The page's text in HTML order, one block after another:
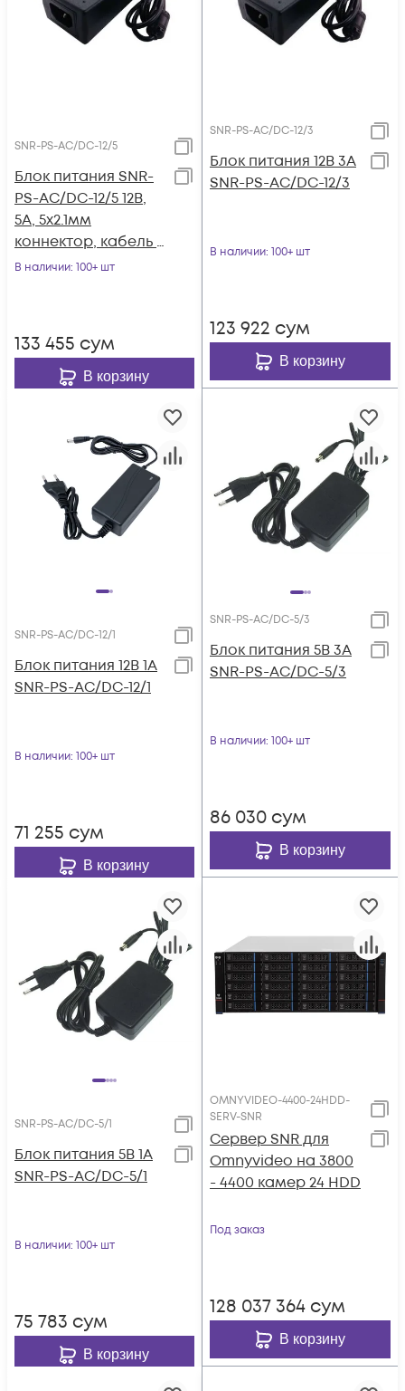
SNR-PS-AC/DC-12/5
Блок питания SNR-
PS-AC/DC-12/5 12В,
5А, 5x2.1мм
коннектор, кабель с
вилкой для подкл. к
В наличии: 100+ шт
133 455 сум
В корзину
SNR-PS-AC/DC-12/3
Блок питания 12В 3А
SNR-PS-AC/DC-12/3
В наличии: 100+ шт
123 922 сум
В корзину
SNR-PS-AC/DC-12/1
Блок питания 12В 1А
SNR-PS-AC/DC-12/1
В наличии: 100+ шт
71 255 сум
В корзину
SNR-PS-AC/DC-5/3
Блок питания 5В 3А
SNR-PS-AC/DC-5/3
В наличии: 100+ шт
86 030 сум
В корзину
SNR-PS-AC/DC-5/1
Блок питания 5В 1А
SNR-PS-AC/DC-5/1
В наличии: 100+ шт
75 783 сум
В корзину
OMNYVIDEO-4400-24HDD-
SERV-SNR
Сервер SNR для
Omnyvideo на 3800
- 4400 камер 24 HDD
Под заказ
128 037 364 сум
В корзину